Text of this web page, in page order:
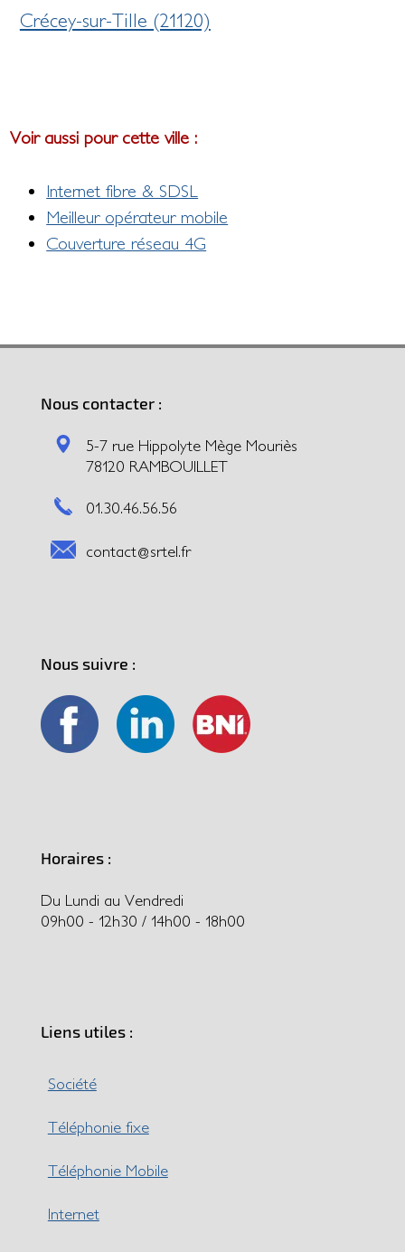
Crécey-sur-Tille (21120)
Voir aussi pour cette ville :
Internet fibre & SDSL
Meilleur opérateur mobile
Couverture réseau 4G
Nous contacter :
5-7 rue Hippolyte Mège Mouriès
78120 RAMBOUILLET
01.30.46.56.56
contact@srtel.fr
Nous suivre :
Horaires :
Du Lundi au Vendredi
09h00 - 12h30 / 14h00 - 18h00
Liens utiles :
Société
Téléphonie fixe
Téléphonie Mobile
Internet